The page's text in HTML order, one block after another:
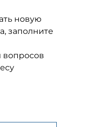
новую
заполните